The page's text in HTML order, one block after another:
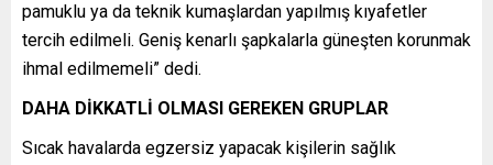
pamuklu ya da teknik kumaşlardan yapılmış kıyafetler
tercih edilmeli. Geniş kenarlı şapkalarla güneşten korunmak
ihmal edilmemeli” dedi.
DAHA DİKKATLİ OLMASI GEREKEN GRUPLAR
Sıcak havalarda egzersiz yapacak kişilerin sağlık